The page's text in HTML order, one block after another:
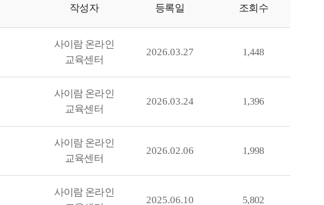
작성자 등록일 조회수
사이람 온라인
교육센터
2026.03.27 1,448
사이람 온라인
교육센터
2026.03.24 1,396
사이람 온라인
교육센터
2026.02.06 1,998
사이람 온라인
2025.06.10 5,802